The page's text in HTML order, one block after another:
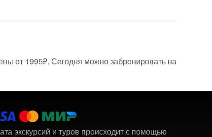
от 1995₽. Сегодня можно забронировать на
экскурсий и туров происходит с помощью